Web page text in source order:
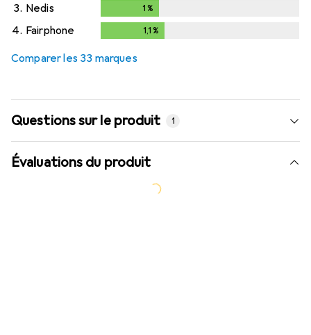
3. Nedis 1 %
4. Fairphone 1,1 %
Comparer les 33 marques
Questions sur le produit 1
Évaluations du produit